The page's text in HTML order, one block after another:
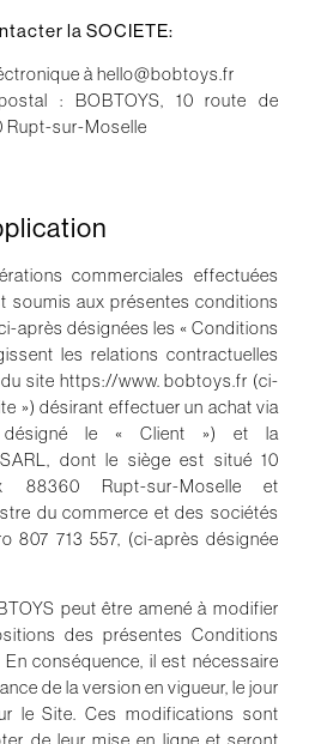
la SOCIETE:
à hello@bobtoys.fr
: BOBTOYS, 10 route de
Rupt-sur-Moselle
commerciales effectuées
soumis aux présentes conditions
après désignées les « Conditions
les relations contractuelles
site https://www. bobtoys.fr (ci-
») désirant effectuer un achat via
désigné le « Client ») et la
SARL, dont le siège est situé 10
Rupt-sur-Moselle et
du commerce et des sociétés
807 713 557, (ci-après désignée
peut être amené à modifier
des présentes Conditions
conséquence, il est nécessaire
de la version en vigueur, le jour
le Site. Ces modifications sont